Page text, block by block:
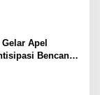
Apel
Bencana